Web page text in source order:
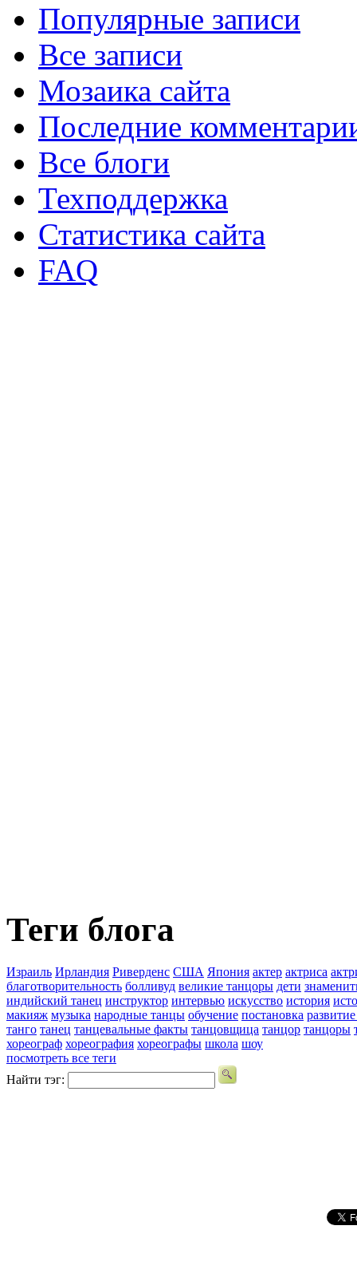
Популярные записи
Все записи
Мозаика сайта
Последние
Все блоги
Техподдержка
Статистика сайта
FAQ
Теги блога
Израиль Ирландия Риверденс США Япония актер актриса
благотворительность болливуд великие танцоры дети
индийский танец инструктор интервью искусство история
макияж музыка народные танцы обучение постановка
танго танец танцевальные факты танцовщица танцор танцоры
хореограф хореография хореографы школа шоу
посмотреть все теги
Найти тэг: